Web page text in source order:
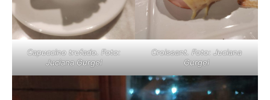
Capuccino trufado. Foto:
Juciana Gurgel
Croissant. Foto: Juciana
Gurgel